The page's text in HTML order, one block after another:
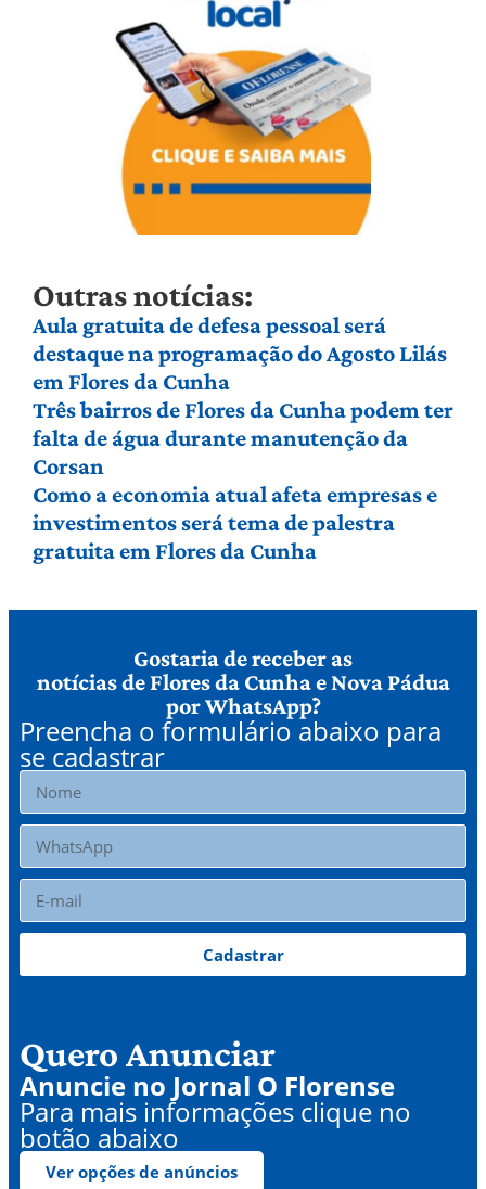
Outras notícias:
Aula gratuita de defesa pessoal será
destaque na programação do Agosto Lilás
em Flores da Cunha
Três bairros de Flores da Cunha podem ter
falta de água durante manutenção da
Corsan
Como a economia atual afeta empresas e
investimentos será tema de palestra
gratuita em Flores da Cunha
Gostaria de receber as
notícias de Flores da Cunha e Nova Pádua
por WhatsApp?
Preencha o formulário abaixo para
se cadastrar
Cadastrar
Quero Anunciar
Anuncie no Jornal O Florense
Para mais informações clique no
botão abaixo
Ver opções de anúncios